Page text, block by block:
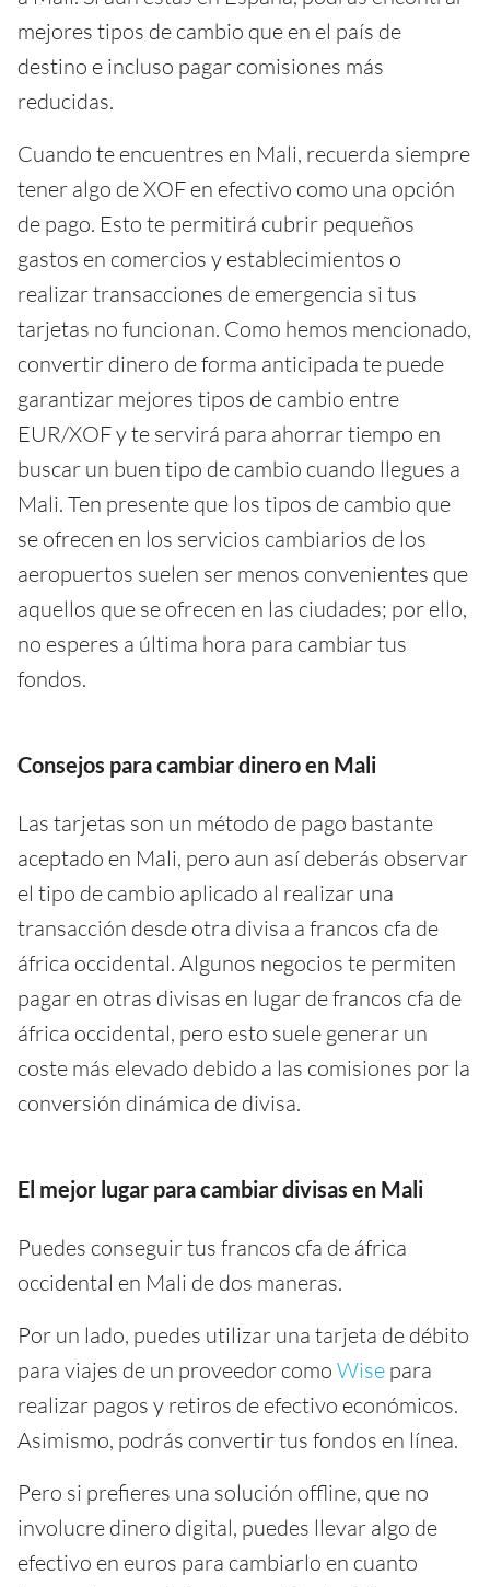
mejores tipos de cambio que en el país de
destino e incluso pagar comisiones más
reducidas.
Cuando te encuentres en Mali, recuerda siempre
tener algo de XOF en efectivo como una opción
de pago. Esto te permitirá cubrir pequeños
gastos en comercios y establecimientos o
realizar transacciones de emergencia si tus
tarjetas no funcionan. Como hemos mencionado,
convertir dinero de forma anticipada te puede
garantizar mejores tipos de cambio entre
EUR/XOF y te servirá para ahorrar tiempo en
buscar un buen tipo de cambio cuando llegues a
Mali. Ten presente que los tipos de cambio que
se ofrecen en los servicios cambiarios de los
aeropuertos suelen ser menos convenientes que
aquellos que se ofrecen en las ciudades; por ello,
no esperes a última hora para cambiar tus
fondos.
Consejos para cambiar dinero en Mali
Las tarjetas son un método de pago bastante
aceptado en Mali, pero aun así deberás observar
el tipo de cambio aplicado al realizar una
transacción desde otra divisa a francos cfa de
áfrica occidental. Algunos negocios te permiten
pagar en otras divisas en lugar de francos cfa de
áfrica occidental, pero esto suele generar un
coste más elevado debido a las comisiones por la
conversión dinámica de divisa.
El mejor lugar para cambiar divisas en Mali
Puedes conseguir tus francos cfa de áfrica
occidental en Mali de dos maneras.
Por un lado, puedes utilizar una tarjeta de débito
para viajes de un proveedor como Wise para
realizar pagos y retiros de efectivo económicos.
Asimismo, podrás convertir tus fondos en línea.
Pero si prefieres una solución offline, que no
involucre dinero digital, puedes llevar algo de
efectivo en euros para cambiarlo en cuanto